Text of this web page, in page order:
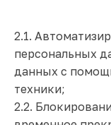
2.1.
персональных
данных с
техники;
2.2.